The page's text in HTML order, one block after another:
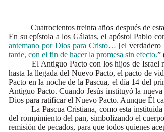
Cuatrocientos treinta años después de
En su epístola a los Gálatas, el apóstol Pablo
antemano por Dios para Cristo… [el
tarde, con el fin de hacer la promesa sin efecto.”
El Antiguo Pacto con los hijos de Israel no
hasta la llegada del Nuevo Pacto, el pacto de
Pacto en la noche de la Pascua, el día 14 del
Antiguo Pacto. Cuando Jesús instituyó la
Dios para ratificar el Nuevo Pacto. Aunque Él
La Pascua Cristiana, como esta instituida
del rompimiento del pan, simbolizando el
remisión de pecados, para que todos quienes